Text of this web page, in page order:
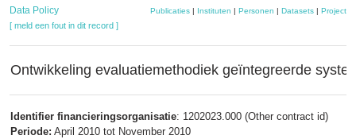
gaan
Data Policy Publicaties | Instituten | Personen | Datasets | Projecten
[ meld een fout in dit record ]
Ontwikkeling evaluatiemethodiek geïntegreerde
Identifier financieringsorganisatie: 1202023.000 (Other contract id)
Periode: April 2010 tot November 2010